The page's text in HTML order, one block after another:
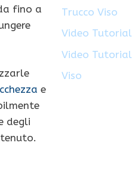
fino a
e
degli
Trucco Viso
Video Tutorial
Video
Viso